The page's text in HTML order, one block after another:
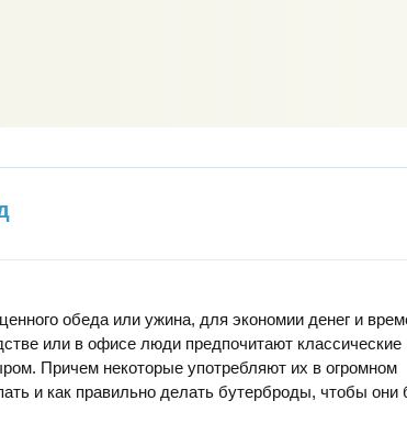
обеда или ужина, для экономии денег и
или в офисе люди предпочитают классические
Причем некоторые употребляют их в огромном
и как правильно делать бутерброды, чтобы они